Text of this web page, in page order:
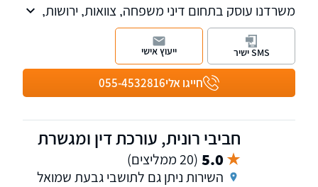
משרדנו עוסק בתחום דיני משפחה, צוואות, ירושות,
יפויי כח מתמשך, ידועים בציבור וכו'
חייגו אלי055-4532816
SMS ישיר ייעוץ אישי
חביבי רונית, עורכת דין ומגשרת
5.0 (20 ממליצים)
השירות ניתן גם לתושבי גבעת שמואל